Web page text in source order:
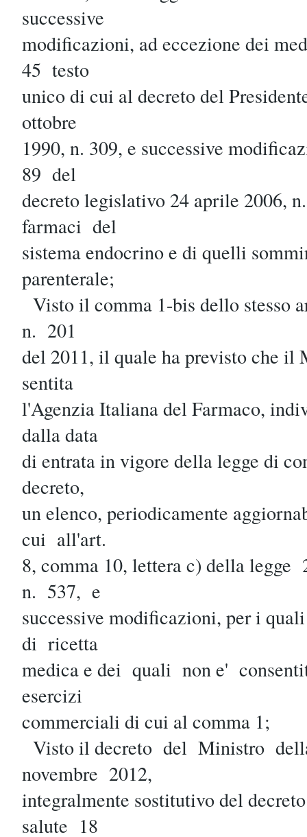
successive
modificazioni, ad eccezione dei
45 testo
unico di cui al decreto del
ottobre
1990, n. 309, e successive
89 del
decreto legislativo 24 aprile 2006,
farmaci del
sistema endocrino e di quelli
parenterale;
Visto il comma 1-bis dello stesso
n. 201
del 2011, il quale ha previsto che il
sentita
l'Agenzia Italiana del Farmaco,
dalla data
di entrata in vigore della legge di
decreto,
un elenco, periodicamente
cui all'art.
8, comma 10, lettera c) della
n. 537, e
successive modificazioni, per i
di ricetta
medica e dei quali non e'
esercizi
commerciali di cui al comma 1;
Visto il decreto del Ministro
novembre 2012,
integralmente sostitutivo del
salute 18